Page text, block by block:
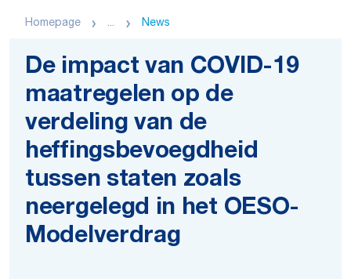
Homepage ... News
De impact van COVID-19
maatregelen op de
verdeling van de
heffingsbevoegdheid
tussen staten zoals
neergelegd in het OESO-
Modelverdrag